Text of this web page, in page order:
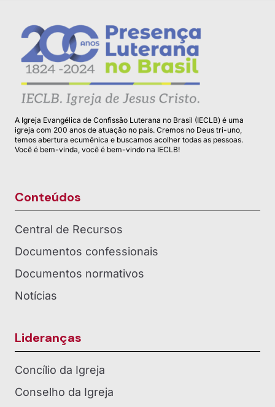
A Igreja Evangélica de Confissão Luterana no Brasil (IECLB) é uma
igreja com 200 anos de atuação no país. Cremos no Deus tri-uno,
temos abertura ecumênica e buscamos acolher todas as pessoas.
Você é bem-vinda, você é bem-vindo na IECLB!
Conteúdos
Central de Recursos
Documentos confessionais
Documentos normativos
Notícias
Lideranças
Concílio da Igreja
Conselho da Igreja